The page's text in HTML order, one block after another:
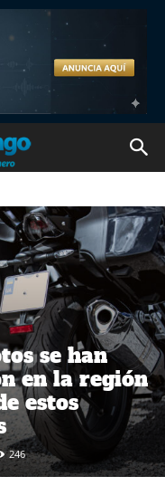
se han
en la región
estos
246